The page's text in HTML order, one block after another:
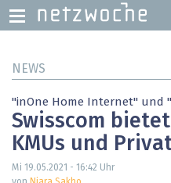
zumNEWS
"inOne Home Internet" und
Swisscom
KMUs und
Mi 19.05.2021 - 16:42 Uhr